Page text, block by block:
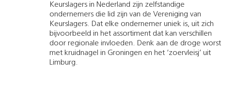
Keurslagers in Nederland zijn zelfstandige
ondernemers die lid zijn van de Vereniging van
Keurslagers. Dat elke ondernemer uniek is, uit zich
bijvoorbeeld in het assortiment dat kan verschillen
door regionale invloeden. Denk aan de droge worst
met kruidnagel in Groningen en het ‘zoervleisj’ uit
Limburg.